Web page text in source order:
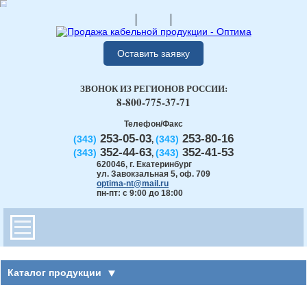
Оставить заявку
Телефон/Факс
(343) 253-05-03, (343) 253-80-16
(343) 352-44-63, (343) 352-41-53
620046, г. Екатеринбург
ул. Завокзальная 5, оф. 709
optima-nt@mail.ru
пн-пт: с 9:00 до 18:00
ЗВОНОК ИЗ РЕГИОНОВ РОССИИ:
8-800-775-37-71
Каталог продукции